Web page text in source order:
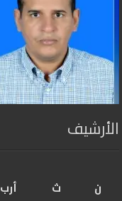
الأرشيف
ن
ث أرب